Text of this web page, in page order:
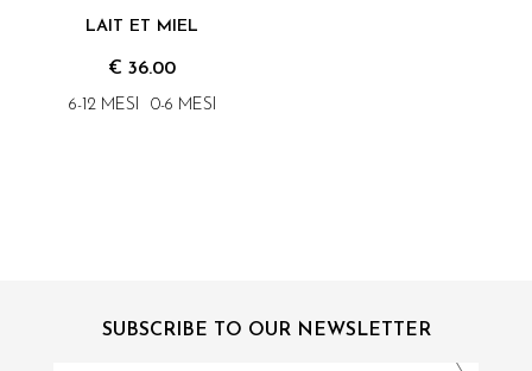
LAIT ET MIEL
€ 36.00
6-12 MESI 0-6 MESI
SUBSCRIBE TO OUR NEWSLETTER